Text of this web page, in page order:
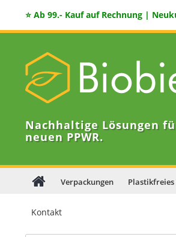
⭐ Ab 99.- Kauf auf Rechnung |
Nachhaltige Lösungen
neuen PPWR.
Verpackungen
Kontakt